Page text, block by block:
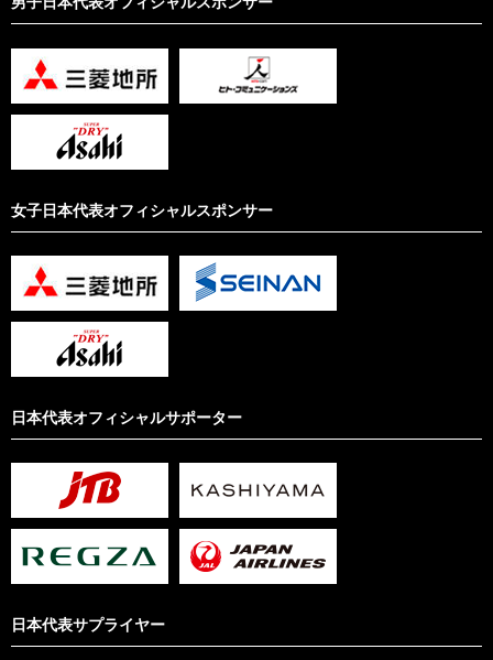
女子日本代表オフィシャルスポンサー
日本代表オフィシャルサポーター
日本代表サプライヤー